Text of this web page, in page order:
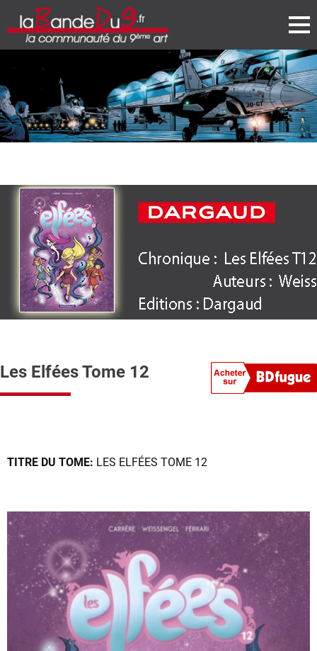
Les Elfées Tome 12
TITRE DU TOME: LES ELFÉES TOME 12